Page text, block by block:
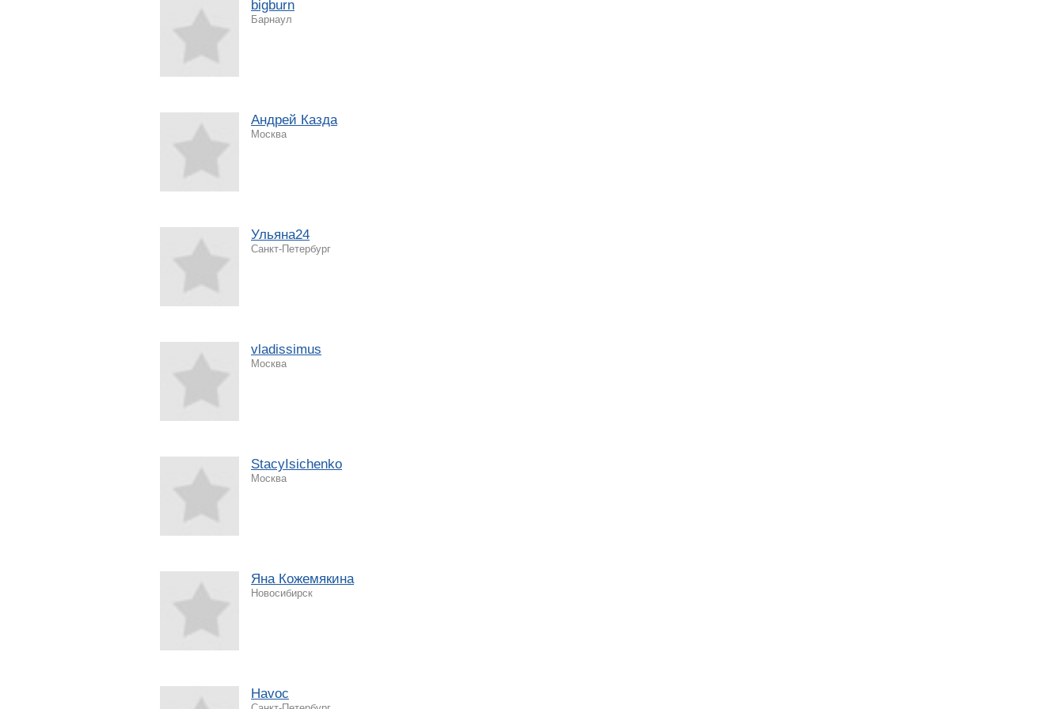
bigburn
Барнаул
Андрей Казда
Москва
Ульяна24
Санкт-Петербург
vladissimus
Москва
StacyIsichenko
Москва
Яна Кожемякина
Новосибирск
Havoc